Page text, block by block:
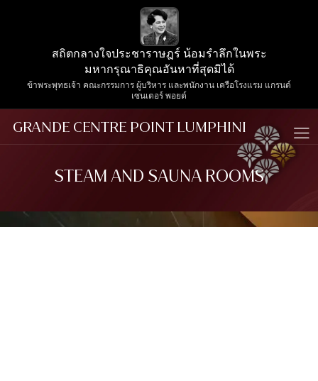
สถิตกลางใจประชาราษฎร์ น้อมรำลึกในพระ
มหากรุณาธิคุณอันหาที่สุดมิได้
ข้าพระพุทธเจ้า คณะกรรมการ ผู้บริหาร และพนักงาน เครือโรงแรม แกรนด์
เซนเตอร์ พอยต์
GRANDE CENTRE POINT LUMPHINI
STEAM AND SAUNA ROOMS